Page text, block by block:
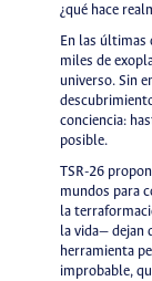
¿qué hace
En las últimas
miles de
universo. Sin
conciencia:
posible.
TSR-26
mundos para
la
la vida— dejan
herramienta
improbable,